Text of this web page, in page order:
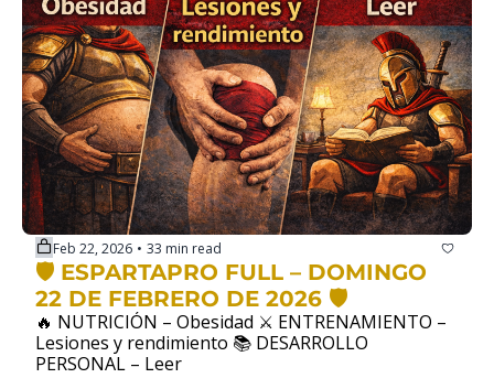
Feb 22, 2026 • 33 min read
🛡️ ESPARTAPRO FULL – DOMINGO
22 DE FEBRERO DE 2026 🛡️
🔥 NUTRICIÓN – Obesidad ⚔️ ENTRENAMIENTO –
Lesiones y rendimiento 📚 DESARROLLO
PERSONAL – Leer